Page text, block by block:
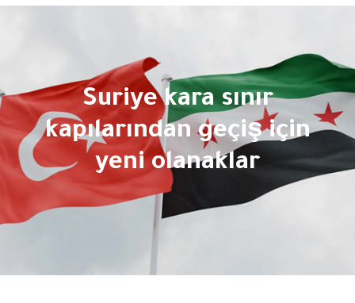
Suriye kara sınır
kapılarından geçiş için
yeni olanaklar